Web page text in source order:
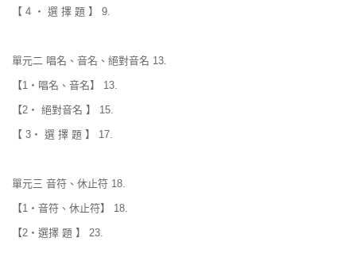
【 4 ‧ 選 擇 題 】 9.
單元二 唱名、音名、絕對音名 13.
【1‧唱名、音名】 13.
【2‧ 絕對音名 】 15.
【 3‧ 選 擇 題 】 17.
單元三 音符、休止符 18.
【1‧音符、休止符】 18.
【2‧選擇 題 】 23.